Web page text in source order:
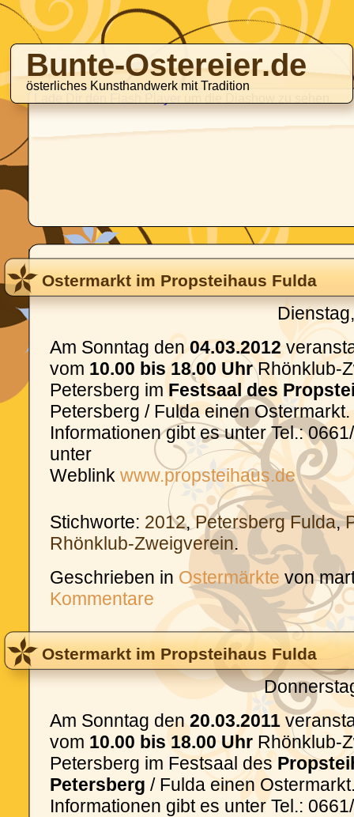
Bunte-Ostereier.de
österliches Kunsthandwerk mit Tradition
Ostermarkt im Propsteihaus Fulda
Am Sonntag den 04.03.2012
vom 10.00 bis 18.00 UhrRhönklub-
Petersberg im Festsaal des
Petersberg / Fulda einen
Informationen gibt es unter Tel.:
unter
Weblink www.propsteihaus.de
Stichworte: 2012,Petersberg Fulda,
Rhönklub-Zweigverein.
Geschrieben in Ostermärkte von
Kommentare
Ostermarkt im Propsteihaus Fulda
Am Sonntag den 20.03.2011
vom 10.00 bis 18.00 Uhr Rhönklub-
Petersberg im Festsaal des
Petersberg / Fulda einen
Informationen gibt es unter Tel.: